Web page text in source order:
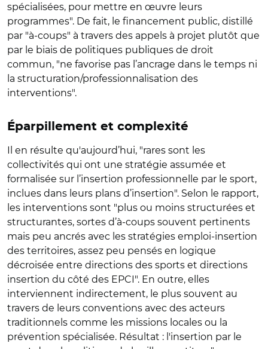
spécialisées, pour mettre en œuvre leurs
programmes". De fait, le financement public, distillé
par "à-coups" à travers des appels à projet plutôt que
par le biais de politiques publiques de droit
commun, "ne favorise pas l’ancrage dans le temps ni
la structuration/professionnalisation des
interventions".
Éparpillement et complexité
Il en résulte qu'aujourd’hui, "rares sont les
collectivités qui ont une stratégie assumée et
formalisée sur l’insertion professionnelle par le sport,
inclues dans leurs plans d’insertion". Selon le rapport,
les interventions sont "plus ou moins structurées et
structurantes, sortes d’à-coups souvent pertinents
mais peu ancrés avec les stratégies emploi-insertion
des territoires, assez peu pensés en logique
décroisée entre directions des sports et directions
insertion du côté des EPCI". En outre, elles
interviennent indirectement, le plus souvent au
travers de leurs conventions avec des acteurs
traditionnels comme les missions locales ou la
prévention spécialisée. Résultat : l'insertion par le